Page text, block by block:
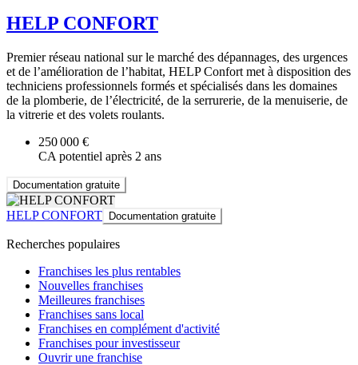
HELP CONFORT
Premier réseau national sur le marché des dépannages, des urgences
et de l’amélioration de l’habitat, HELP Confort met à disposition des
techniciens professionnels formés et spécialisés dans les domaines
de la plomberie, de l’électricité, de la serrurerie, de la menuiserie, de
la vitrerie et des volets roulants.
250 000 €
CA potentiel après 2 ans
Documentation gratuite
HELP CONFORT Documentation gratuite
Recherches populaires
Franchises les plus rentables
Nouvelles franchises
Meilleures franchises
Franchises sans local
Franchises en complément d'activité
Franchises pour investisseur
Ouvrir une franchise